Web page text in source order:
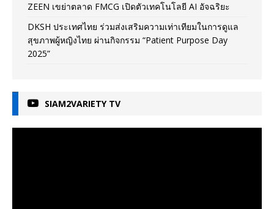
ZEEN เขย่าตลาด FMCG เปิดตัวเทคโนโลยี AI อัจฉริยะ
DKSH ประเทศไทย ร่วมส่งเสริมความเท่าเทียมในการดูแล
สุขภาพผู้หญิงไทย ผ่านกิจกรรม “Patient Purpose Day
2025”
SIAM2VARIETY TV